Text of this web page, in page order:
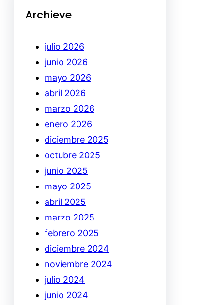
Archieve
julio 2026
junio 2026
mayo 2026
abril 2026
marzo 2026
enero 2026
diciembre 2025
octubre 2025
junio 2025
mayo 2025
abril 2025
marzo 2025
febrero 2025
diciembre 2024
noviembre 2024
julio 2024
junio 2024